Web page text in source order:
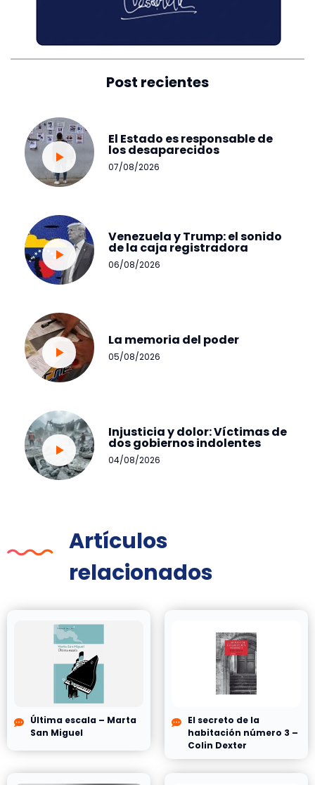
Post recientes
El Estado es responsable de
los desaparecidos
07/08/2026
Venezuela y Trump: el sonido
de la caja registradora
06/08/2026
La memoria del poder
05/08/2026
Injusticia y dolor: Víctimas de
dos gobiernos indolentes
04/08/2026
Artículos
relacionados
Última escala – Marta
San Miguel
El secreto de la
habitación número 3 –
Colin Dexter